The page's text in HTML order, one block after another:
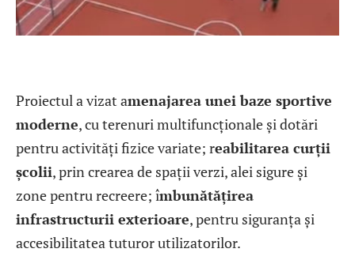
Proiectul a vizat amenajarea unei baze sportive
moderne, cu terenuri multifuncționale și dotări
pentru activități fizice variate; reabilitarea curții
școlii, prin crearea de spații verzi, alei sigure și
zone pentru recreere; îmbunătățirea
infrastructurii exterioare, pentru siguranța și
accesibilitatea tuturor utilizatorilor.